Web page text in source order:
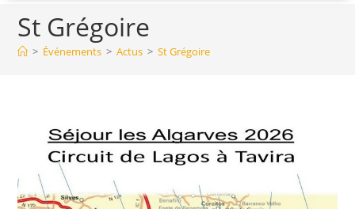
St Grégoire
> Événements > Actus > St Grégoire